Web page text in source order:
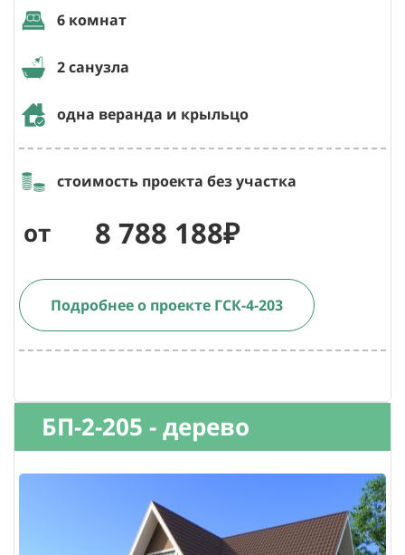
6 комнат
2 санузла
одна веранда и крыльцо
стоимость проекта без участка
от 8 788 188₽
Подробнее о проекте ГСК-4-203
БП-2-205 - дерево